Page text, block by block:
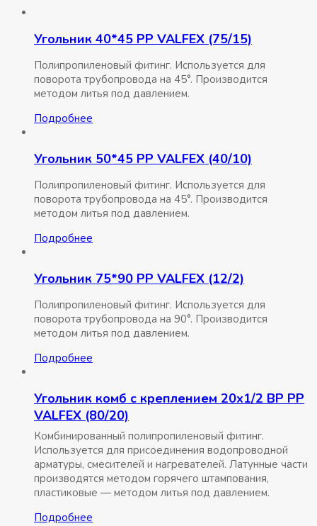
Угольник 40*45 РР VALFEX (75/15)
Полипропиленовый фитинг. Используется для
поворота трубопровода на 45°. Производится
методом литья под давлением.
Подробнее
Угольник 50*45 РР VALFEX (40/10)
Полипропиленовый фитинг. Используется для
поворота трубопровода на 45°. Производится
методом литья под давлением.
Подробнее
Угольник 75*90 РР VALFEX (12/2)
Полипропиленовый фитинг. Используется для
поворота трубопровода на 90°. Производится
методом литья под давлением.
Подробнее
Угольник комб с креплением 20х1/2 ВР РР
VALFEX (80/20)
Комбинированный полипропиленовый фитинг.
Используется для присоединения водопроводной
арматуры, смесителей и нагревателей. Латунные части
производятся методом горячего штампования,
пластиковые — методом литья под давлением.
Подробнее